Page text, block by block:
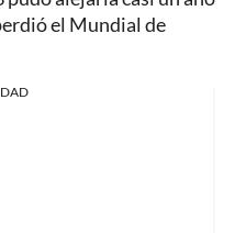
el Mundial de